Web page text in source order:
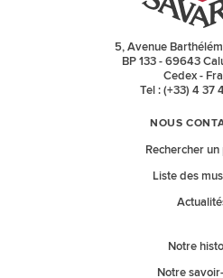
5, Avenue
BP 133 - 69643
Cedex -
Tel : (+33) 4 37
NOUS
Rechercher
Liste des
Notre
Notre